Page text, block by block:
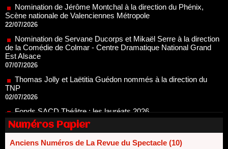
22/07/2026
Nomination de Servane Ducorps et Mikaël Serre à la direction
de la Comédie de Colmar - Centre Dramatique National Grand
Est Alsace
07/07/2026
Thomas Jolly et Laëtitia Guédon nommés à la direction du
TNP
02/07/2026
Fonds SACD Théâtre : les lauréats 2026
23/06/2026
Dispositif ARTCENA Écrire pour le cirque, les lauréats 2026 !
20/06/2026
Le palmarès des prix SACD 2026
18/06/2026
Numéros Papier
Anciens Numéros de La Revue du Spectacle (10)